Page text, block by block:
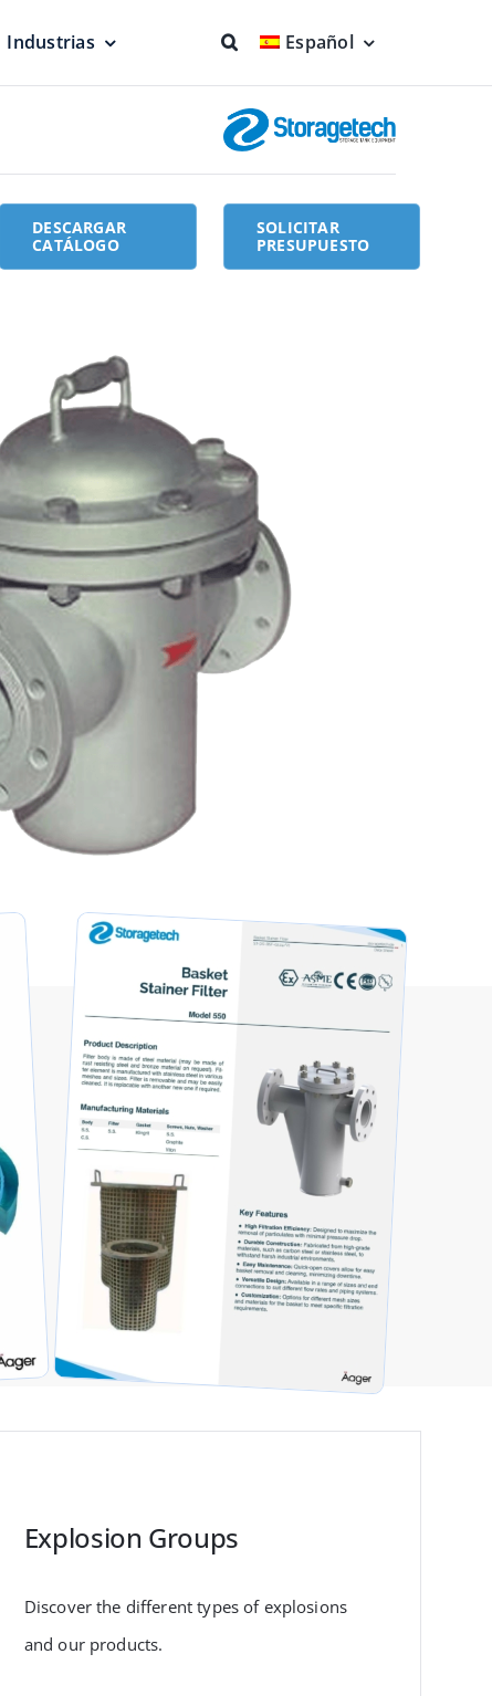
de
Lucha contra
incendios
Protección total
Unidades flotantes de
aspiración
Producto más limpio
Industrias Español
DESCARGAR
CATÁLOGO
SOLICITAR
PRESUPUESTO
Explosion Groups
Discover the different types of explosions
and our products.